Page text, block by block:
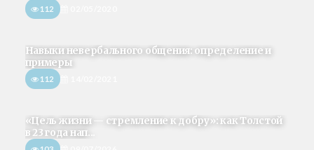
112
Навыки невербального общения: определение и
примеры
112
«Цель жизни — стремление к добру»: как Толстой
в 23 года нап...